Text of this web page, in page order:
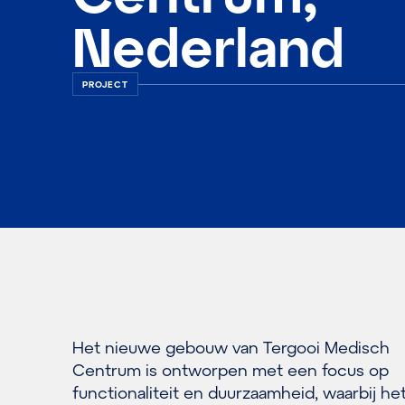
Nederland
PROJECT
Het nieuwe gebouw van Tergooi Medisch
Centrum is ontworpen met een focus op
functionaliteit en duurzaamheid, waarbij